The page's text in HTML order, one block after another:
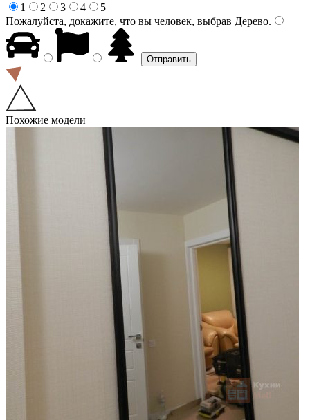
1
2 3 4
5
Пожалуйста, докажите, что вы человек, выбрав Дерево.
Похожие модели